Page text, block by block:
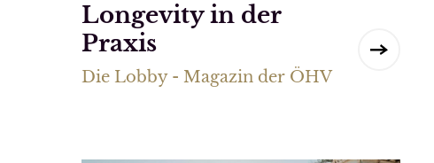
Longevity in der
Praxis
Die Lobby - Magazin der ÖHV